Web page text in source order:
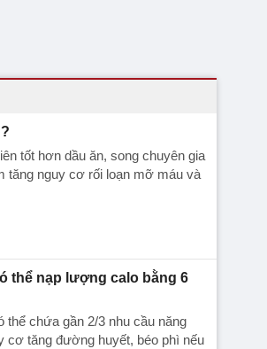
tốt hơn dầu ăn, song chuyên gia
tăng nguy cơ rối loạn mỡ máu và
thể nạp lượng calo bằng 6
chứa gần 2/3 nhu cầu năng
cơ tăng đường huyết, béo phì nếu